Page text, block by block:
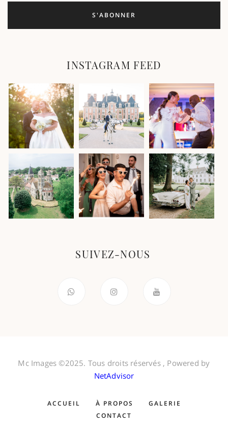
INSTAGRAM FEED
SUIVEZ-NOUS
Mc Images ©2025. Tous droits réservés , Powered by
NetAdvisor
ACCUEIL À PROPOS
GALERIE
CONTACT